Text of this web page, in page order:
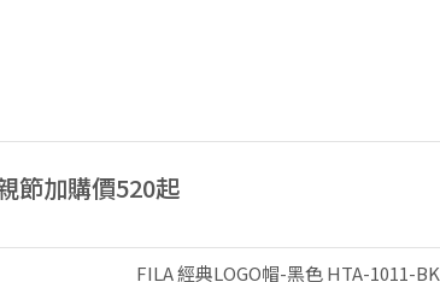
節加購價520起
FILA 經典LOGO帽-黑色 HTA-1011-BK